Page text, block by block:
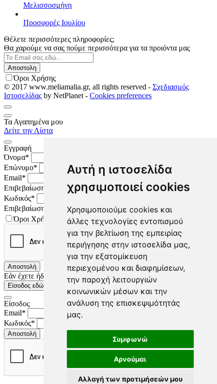
Αυτή η ιστοσελίδα
χρησιμοποιεί cookies
Χρησιμοποιούμε cookies και
άλλες τεχνολογίες εντοπισμού
για την βελτίωση της εμπειρίας
περιήγησης στην ιστοσελίδα μας,
για την εξατομίκευση
περιεχομένου και διαφημίσεων,
την παροχή λειτουργιών
κοινωνικών μέσων και την
ανάλυση της επισκεψιμότητάς
μας.
Συμφωνώ
Αρνούμαι
Αλλαγή των προτιμήσεών μου
Μελισσοσμήνη
Προσφορές Ιουλίου
Θέλετε περισσότερες πληροφορίες;
Θα χαρούμε να σας πούμε περισσότερα για τα προιόντα μας
Όροι Χρήσης
© 2017 www.meliamalia.gr, all rights reserved - Σχεδιασμός
Ιστοσελίδας by NetPlanet - Cookies preferences
Τα Αγαπημένα μου
Δείτε την Λίστα
Εγγραφή
Όνομα*
Επώνυμο*
Email*
Επιβεβαίωση Email*
Κωδικός*
Επιβεβαίωση κωδικού*
Όροι Χρήσης
Αποστολή
Εάν έχετε ήδη λογαριασμό
Είσοδος εδώ
Είσοδος
Email*
Κωδικός*
Αποστολή